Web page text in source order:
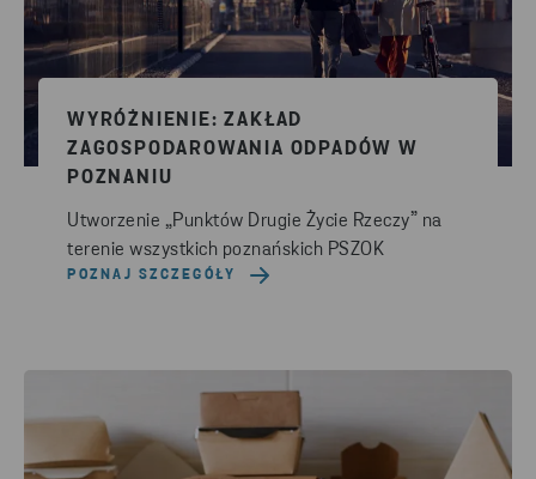
WYRÓŻNIENIE: ZAKŁAD
ZAGOSPODAROWANIA ODPADÓW W
POZNANIU
Utworzenie „Punktów Drugie Życie Rzeczy” na
terenie wszystkich poznańskich PSZOK
POZNAJ SZCZEGÓŁY